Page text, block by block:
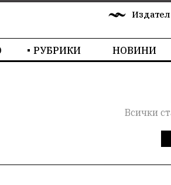
РУБРИКИ НОВИНИ
Всички